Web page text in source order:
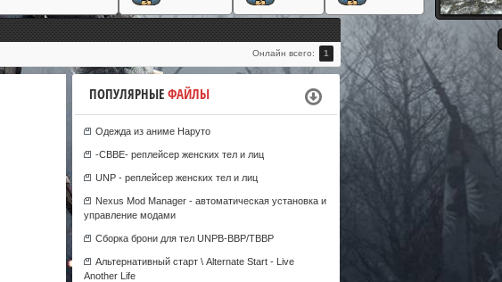
Онлайн всего: 1
ПОПУЛЯРНЫЕ ФАЙЛЫ
Одежда из аниме Наруто
-CBBE- реплейсер женских тел и лиц
UNP - реплейсер женских тел и лиц
Nexus Mod Manager - автоматическая установка и
управление модами
Сборка брони для тел UNPB-BBP/TBBP
Альтернативный старт \ Alternate Start - Live
Another Life